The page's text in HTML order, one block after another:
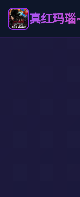
真红玛瑙